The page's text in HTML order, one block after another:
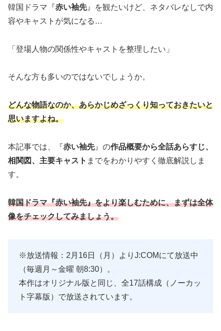
韓国ドラマ『赤い袖先』を観たいけど、ネタバレなしで内
容やキャストが気になる…
「登場人物の関係性やキャストを整理したい」
そんな方も多いのではないでしょうか。
どんな物語なのか、あらかじめざっくり知っておきたいと
思いますよね。
本記事では、『赤い袖先』の作品概要から全話あらすじ、
相関図、主要キャスト までをわかりやすく徹底解説しま
す。
韓国ドラマ『赤い袖先』をより楽しむために、まずは全体
像をチェックしてみましょう。
※放送情報：2月16日（月）よりJ:COMにて放送中
（毎週月～金曜 朝8:30）。
本作はオリジナル版と同じ、全17話構成（ノーカッ
ト字幕版）で放送されています。